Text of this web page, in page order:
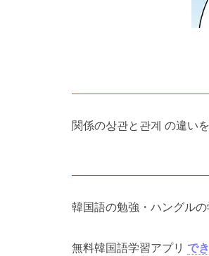
関係の상관と관계 の違い
韓国語の勉強・ハングル
無料韓国語学習アプリ で